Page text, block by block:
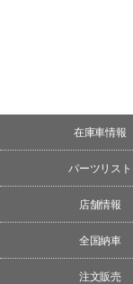
在庫車情報
パーツリスト
店舗情報
全国納車
注文販売